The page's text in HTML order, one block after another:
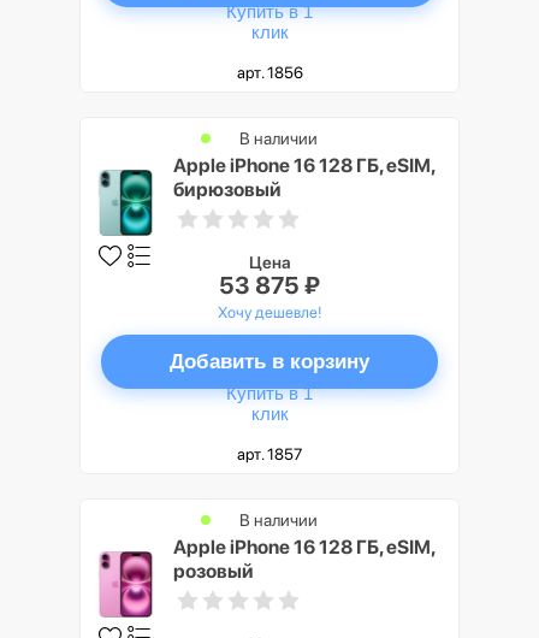
Купить в 1
клик
арт. 1856
Apple iPhone 16 128 ГБ, eSIM,
бирюзовый
В наличии
Цена
53 875 ₽
Хочу дешевле!
Добавить в корзину
Купить в 1
клик
арт. 1857
Apple iPhone 16 128 ГБ, eSIM,
розовый
В наличии